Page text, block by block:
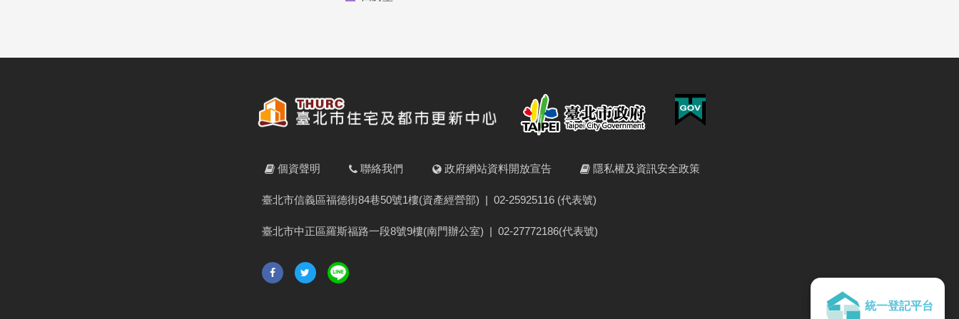
統一登記平台
個資聲明 聯絡我們 政府網站資料開放宣告 隱私權及資訊安全政策
臺北市信義區福德街84巷50號1樓(資產經營部) | 02-25925116 (代表號)
臺北市中正區羅斯福路一段8號9樓(南門辦公室) | 02-27772186(代表號)